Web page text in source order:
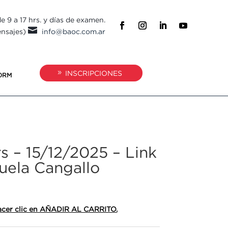
a 17 hrs. y días de examen.
 info@baoc.com.ar
INSCRIPCIONES
– 15/12/2025 – Link
Cangallo
clic en AÑADIR AL CARRITO.